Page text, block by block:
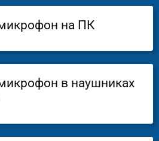
на ПК
в наушниках